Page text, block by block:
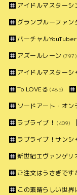
アイドルマスターシ
グランブルーファン
バーチャルYouTuber
アズールレーン (797)
アイドルマスターシ
To LOVEる (485)
ソードアート・オン
ラブライブ！ (409)
ラブライブ！サンシ
新世紀エヴァンゲリ
ご注文はうさぎです
この素晴らしい世界